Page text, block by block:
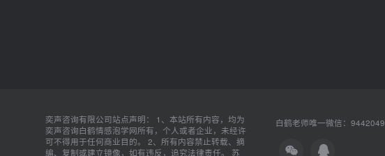
奕声咨询有限公司站点声明： 1、本站所有内容，均为
奕声咨询白鹤情感泡学网所有，个人或者企业，未经许
可不得用于任何商业目的。 2、所有内容禁止转载、摘
编、复制或建立镜像，如有违反，追究法律责任。 苏
白鹤老师唯一微信：9442049